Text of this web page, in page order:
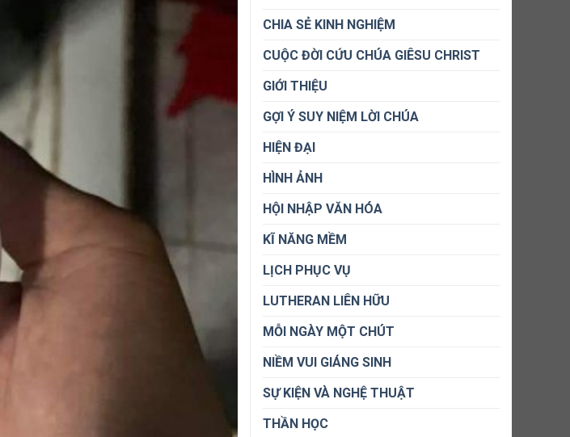
CHIA SẺ KINH NGHIỆM
CUỘC ĐỜI CỨU CHÚA GIÊSU CHRIST
GIỚI THIỆU
GỢI Ý SUY NIỆM LỜI CHÚA
HIỆN ĐẠI
HÌNH ẢNH
HỘI NHẬP VĂN HÓA
KĨ NĂNG MỀM
LỊCH PHỤC VỤ
LUTHERAN LIÊN HỮU
MỖI NGÀY MỘT CHÚT
NIỀM VUI GIÁNG SINH
SỰ KIỆN VÀ NGHỆ THUẬT
THẦN HỌC